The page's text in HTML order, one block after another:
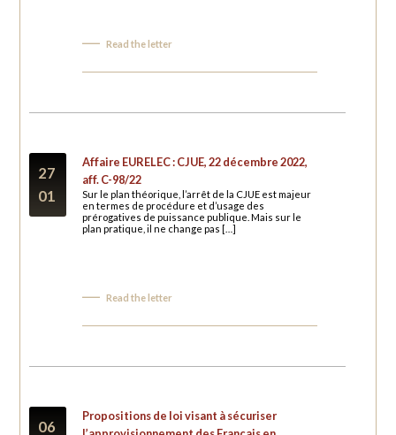
Read the letter
27
01
Affaire EURELEC : CJUE, 22 décembre 2022,
aff. C-98/22
Sur le plan théorique, l’arrêt de la CJUE est majeur
en termes de procédure et d’usage des
prérogatives de puissance publique. Mais sur le
plan pratique, il ne change pas […]
Read the letter
06
Propositions de loi visant à sécuriser